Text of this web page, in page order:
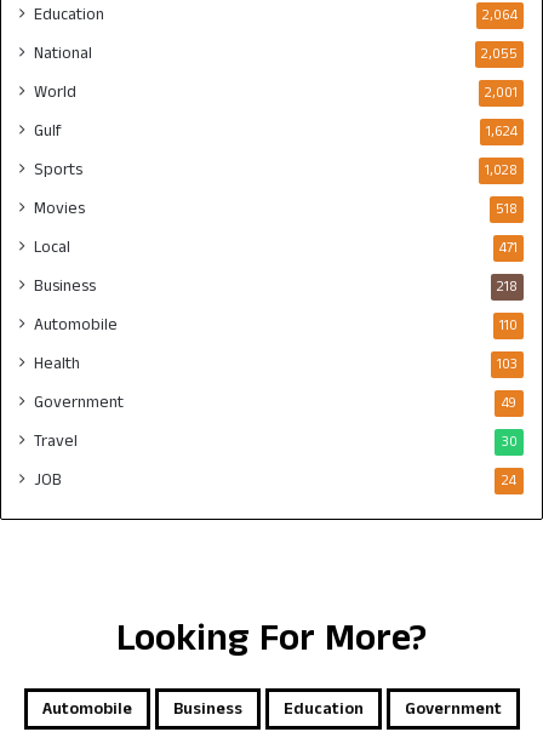
Education 2,064
National 2,055
World 2,001
Gulf 1,624
Sports 1,028
Movies 518
Local 471
Business 218
Automobile 110
Health 103
Government 49
Travel 30
JOB 24
Looking For More?
Automobile Business Education Government